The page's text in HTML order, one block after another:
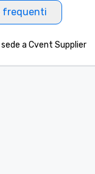
frequenti
a Cvent Supplier